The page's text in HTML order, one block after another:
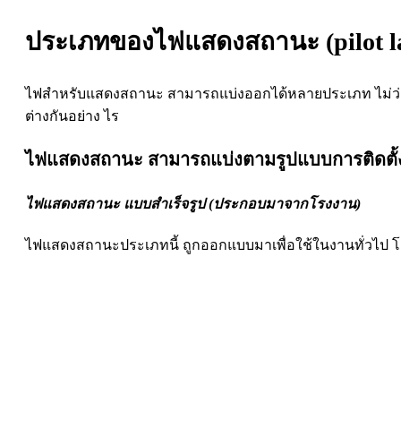
ประเภทของไฟแสดงสถานะ (pilot
ไฟสำหรับแสดงสถานะ สามารถแบ่งออกได้หลายประเภท ไ
ต่างกันอย่าง ไร
ไฟแสดงสถานะ สามารถแบ่งตามรูปแบบการติดตั้
ไฟแสดงสถานะ แบบสำเร็จรูป (ประกอบมาจากโรงงาน)
ไฟแสดงสถานะประเภทนี้ ถูกออกแบบมาเพื่อใช้ในงานทั่วไ